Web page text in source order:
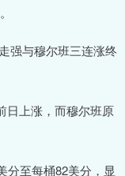
与穆尔班三连涨终
上涨，而穆尔班原
至每桶82美分，显